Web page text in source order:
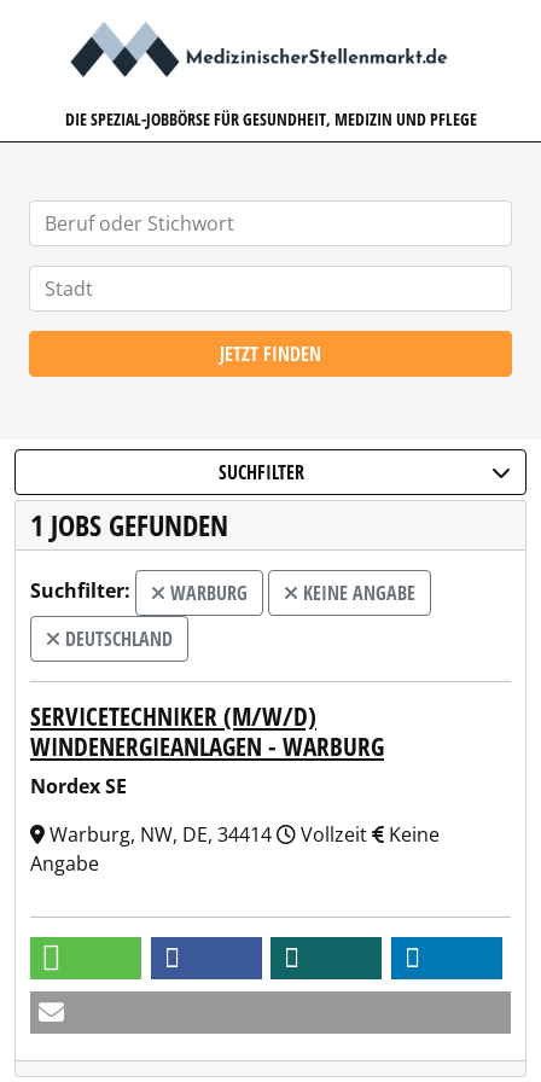
DIE SPEZIAL-JOBBÖRSE FÜR GESUNDHEIT, MEDIZIN UND PFLEGE
JETZT FINDEN
SUCHFILTER
1 JOBS GEFUNDEN
Suchfilter: WARBURG
KEINE ANGABE
DEUTSCHLAND
SERVICETECHNIKER (M/W/D)
WINDENERGIEANLAGEN - WARBURG
Nordex SE
Warburg, NW, DE, 34414
Vollzeit
Keine
Angabe